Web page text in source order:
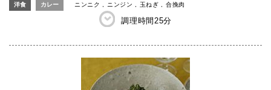
洋食 カレー ニンニク ニンジン 玉ねぎ 合挽肉
調理時間 25分